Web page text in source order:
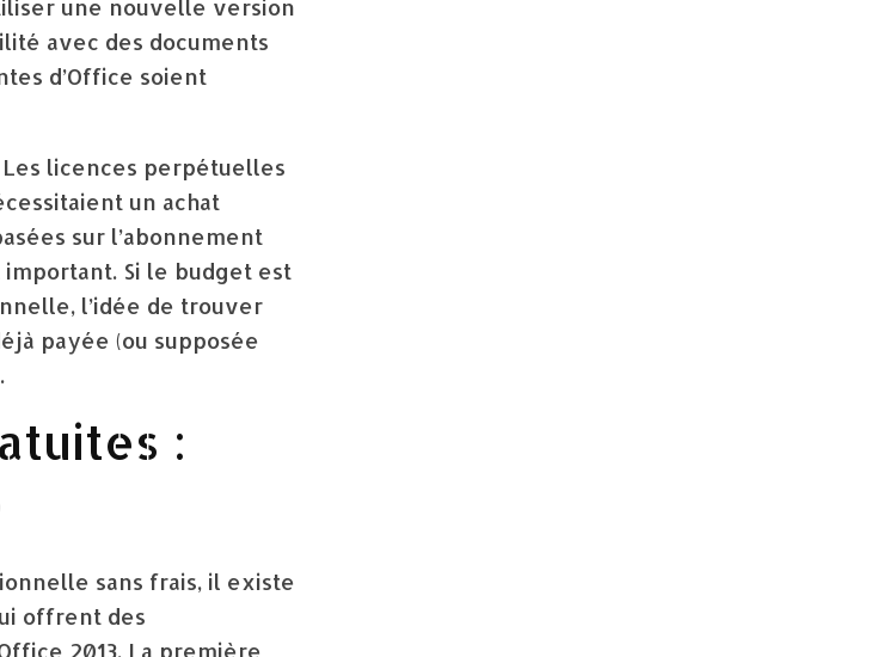
une nouvelle version
avec des documents
d’Office soient
licences perpétuelles
un achat
sur l’abonnement
Si le budget est
l’idée de trouver
payée (ou supposée
:
sans frais, il existe
offrent des
2013. La première